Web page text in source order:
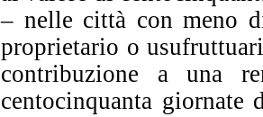
– nelle città con meno
proprietario o
contribuzione a una
centocinquanta